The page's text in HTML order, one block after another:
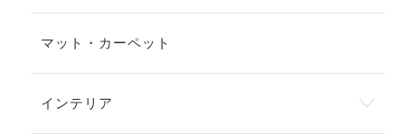
マット・カーペット
インテリア